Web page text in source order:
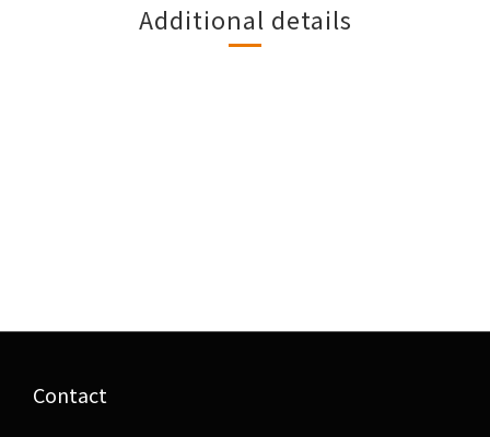
Additional details
Contact